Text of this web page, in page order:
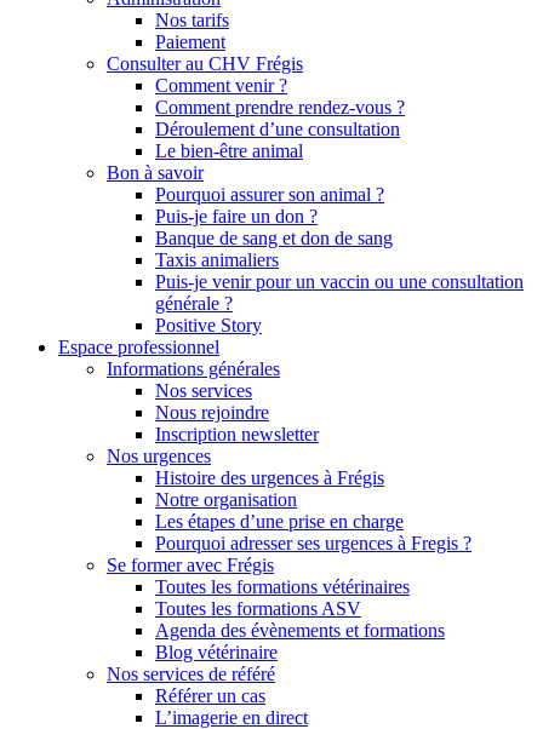
Nos tarifs
Paiement
Consulter au CHV Frégis
Comment venir ?
Comment prendre rendez-vous ?
Déroulement d’une consultation
Le bien-être animal
Bon à savoir
Pourquoi assurer son animal ?
Puis-je faire un don ?
Banque de sang et don de sang
Taxis animaliers
Puis-je venir pour un vaccin ou une consultation
générale ?
Positive Story
Espace professionnel
Informations générales
Nos services
Nous rejoindre
Inscription newsletter
Nos urgences
Histoire des urgences à Frégis
Notre organisation
Les étapes d’une prise en charge
Pourquoi adresser ses urgences à Fregis ?
Se former avec Frégis
Toutes les formations vétérinaires
Toutes les formations ASV
Agenda des évènements et formations
Blog vétérinaire
Nos services de référé
Référer un cas
L’imagerie en direct